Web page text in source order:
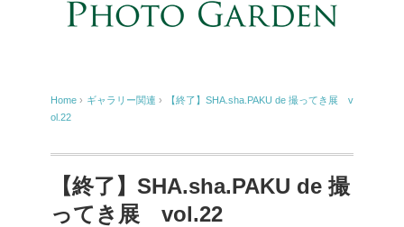
Home › ギャラリー関連 ›
【終了】SHA.sha.PAKU de 撮ってき展 v
ol.22
【終了】SHA.sha.PAKU de 撮
ってき展 vol.22